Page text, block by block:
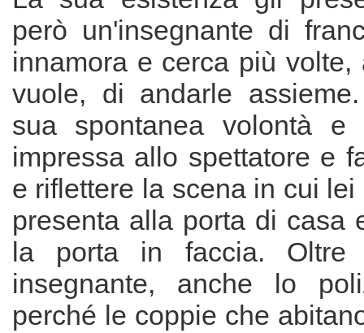
però un'insegnante di
innamora e cerca più volte,
vuole, di andarle
sua spontanea volontà e
impressa allo spettatore e
e riflettere la scena in cui
presenta alla porta di casa
la porta in faccia. Oltre
insegnante, anche lo
perché le coppie che